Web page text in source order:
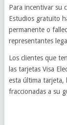
Para incentivar su
Estudios gratuito
permanente o
representantes
Los clientes que
las tarjetas Visa
esta última tarjeta,
fraccionadas a su